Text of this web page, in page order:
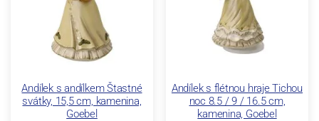
Andílek s andílkem Štastné
svátky, 15,5 cm, kamenina,
Goebel
Andílek s flétnou hraje Tichou
noc 8.5 / 9 / 16.5 cm,
kamenina, Goebel